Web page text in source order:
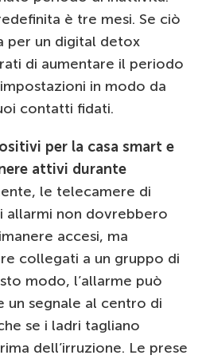
è tre mesi. Se ciò
per un digital detox
di aumentare il periodo
in modo da
contatti fidati.
per la casa smart e
attivi durante
le telecamere di
allarmi non dovrebbero
accesi, ma
collegati a un gruppo di
modo, l’allarme può
un segnale al centro di
se i ladri tagliano
dell’irruzione. Le prese